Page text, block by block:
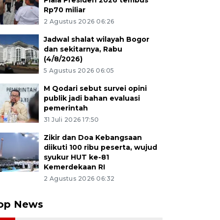
Rp70 miliar
2 Agustus 2026 06:26
Jadwal shalat wilayah Bogor
dan sekitarnya, Rabu
(4/8/2026)
5 Agustus 2026 06:05
M Qodari sebut survei opini
publik jadi bahan evaluasi
pemerintah
31 Juli 2026 17:50
Zikir dan Doa Kebangsaan
diikuti 100 ribu peserta, wujud
syukur HUT ke-81
Kemerdekaan RI
2 Agustus 2026 06:32
News